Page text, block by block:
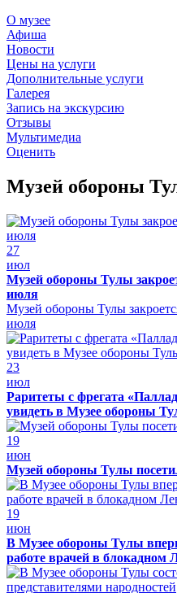
О музее
Афиша
Новости
Цены на услуги
Дополнительные услуги
Галерея
Запись на экскурсию
Отзывы
Мультимедиа
Оценить
Музей обороны
27
июл
Музей обороны Тулы
июля
Музей обороны Тулы
июля
23
июл
Раритеты с фрегата
увидеть в Музее обороны
19
июн
Музей обороны Тулы
19
июн
В Музее обороны Тулы
работе врачей в блокадном